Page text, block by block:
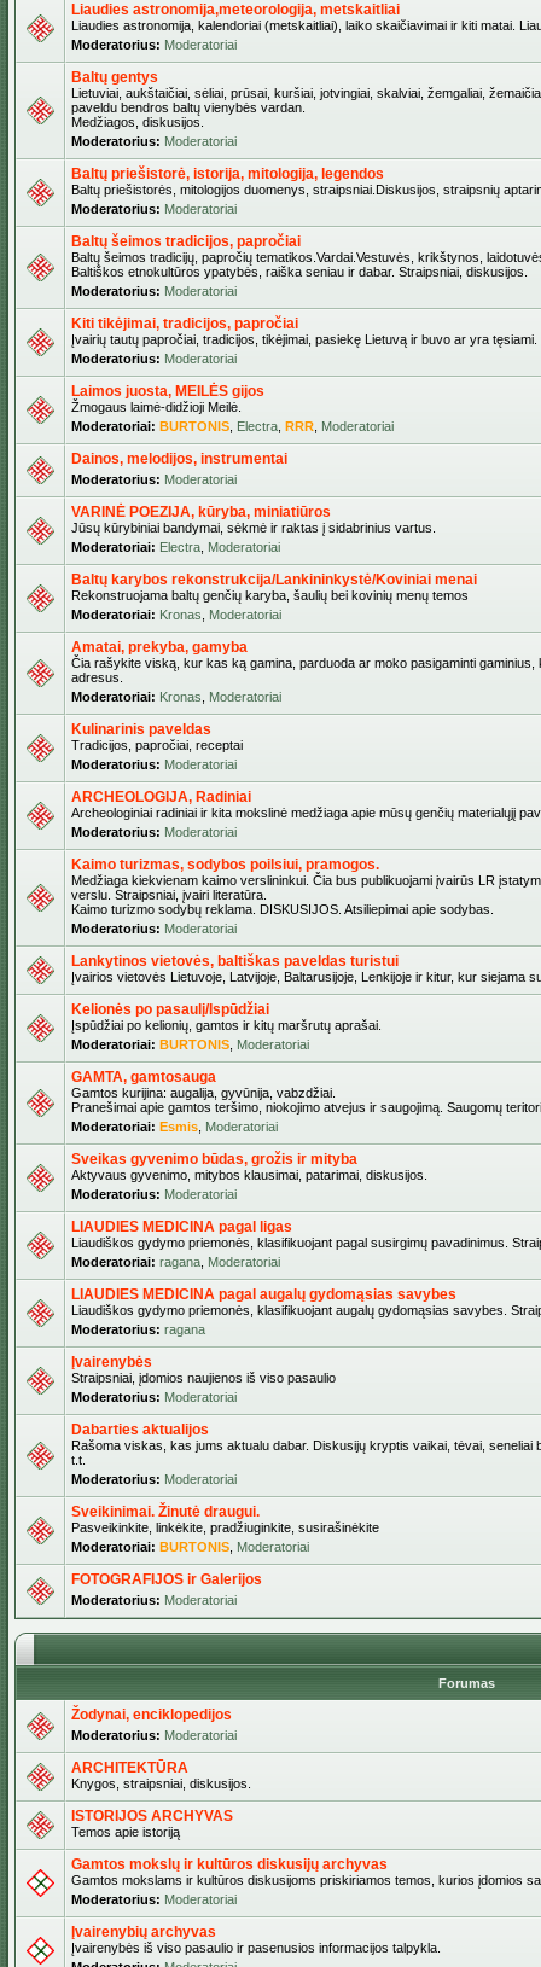
Liaudies astronomija,meteorologija, metskaitliai
Liaudies astronomija, kalendoriai (metskaitliai), laiko skaičiavimai ir kiti matai.
Moderatorius: Moderatoriai
Baltų gentys
Lietuviai, aukštaičiai, sėliai, prūsai, kuršiai, jotvingiai, skalviai, žemgaliai,
paveldu bendros baltų vienybės vardan.
Medžiagos, diskusijos.
Moderatorius: Moderatoriai
Baltų priešistorė, istorija, mitologija, legendos
Baltų priešistorės, mitologijos duomenys, straipsniai.Diskusijos, straipsnių
Moderatorius: Moderatoriai
Baltų šeimos tradicijos, papročiai
Baltų šeimos tradicijų, papročių tematikos.Vardai.Vestuvės, krikštynos,
Baltiškos etnokultūros ypatybės, raiška seniau ir dabar. Straipsniai, diskusijos.
Moderatorius: Moderatoriai
Kiti tikėjimai, tradicijos, papročiai
Įvairių tautų papročiai, tradicijos, tikėjimai, pasiekę Lietuvą ir buvo ar yra tęsiami.
Moderatorius: Moderatoriai
Laimos juosta, MEILĖS gijos
Žmogaus laimė-didžioji Meilė.
Moderatoriai: BURTONIS Electra RRR Moderatoriai
Dainos, melodijos, instrumentai
Moderatorius: Moderatoriai
VARINĖ POEZIJA, kūryba, miniatiūros
Jūsų kūrybiniai bandymai, sėkmė ir raktas į sidabrinius vartus.
Moderatoriai: Electra Moderatoriai
Baltų karybos rekonstrukcija/Lankininkystė/Koviniai menai
Rekonstruojama baltų genčių karyba, šaulių bei kovinių menų temos
Moderatoriai: Kronas Moderatoriai
Amatai, prekyba, gamyba
Čia rašykite viską, kur kas ką gamina, parduoda ar moko pasigaminti
adresus.
Moderatoriai: Kronas Moderatoriai
Kulinarinis paveldas
Tradicijos, papročiai, receptai
Moderatorius: Moderatoriai
ARCHEOLOGIJA, Radiniai
Archeologiniai radiniai ir kita mokslinė medžiaga apie mūsų genčių materialųjį
Moderatorius: Moderatoriai
Kaimo turizmas, sodybos poilsiui, pramogos.
Medžiaga kiekvienam kaimo verslininkui. Čia bus publikuojami įvairūs LR
verslu. Straipsniai, įvairi literatūra.
Kaimo turizmo sodybų reklama. DISKUSIJOS. Atsiliepimai apie sodybas.
Moderatorius: Moderatoriai
Lankytinos vietovės, baltiškas paveldas turistui
Įvairios vietovės Lietuvoje, Latvijoje, Baltarusijoje, Lenkijoje ir kitur, kur siejama
Kelionės po pasaulį/Ispūdžiai
Įspūdžiai po kelionių, gamtos ir kitų maršrutų aprašai.
Moderatoriai: BURTONIS Moderatoriai
GAMTA, gamtosauga
Gamtos kurijina: augalija, gyvūnija, vabzdžiai.
Pranešimai apie gamtos teršimo, niokojimo atvejus ir saugojimą. Saugomų
Moderatoriai: Esmis Moderatoriai
Sveikas gyvenimo būdas, grožis ir mityba
Aktyvaus gyvenimo, mitybos klausimai, patarimai, diskusijos.
Moderatorius: Moderatoriai
LIAUDIES MEDICINA pagal ligas
Liaudiškos gydymo priemonės, klasifikuojant pagal susirgimų pavadinimus.
Moderatoriai: ragana Moderatoriai
LIAUDIES MEDICINA pagal augalų gydomąsias savybes
Liaudiškos gydymo priemonės, klasifikuojant augalų gydomąsias savybes.
Moderatorius: ragana
Įvairenybės
Straipsniai, įdomios naujienos iš viso pasaulio
Moderatorius: Moderatoriai
Dabarties aktualijos
Rašoma viskas, kas jums aktualu dabar. Diskusijų kryptis vaikai, tėvai, seneliai
t.t.
Moderatorius: Moderatoriai
Sveikinimai. Žinutė draugui.
Pasveikinkite, linkėkite, pradžiuginkite, susirašinėkite
Moderatoriai: BURTONIS Moderatoriai
FOTOGRAFIJOS ir Galerijos
Moderatorius: Moderatoriai
Forumas
Žodynai, enciklopedijos
Moderatorius: Moderatoriai
ARCHITEKTŪRA
Knygos, straipsniai, diskusijos.
ISTORIJOS ARCHYVAS
Temos apie istoriją
Gamtos mokslų ir kultūros diskusijų archyvas
Gamtos mokslams ir kultūros diskusijoms priskiriamos temos, kurios įdomios
Moderatorius: Moderatoriai
Įvairenybių archyvas
Įvairenybės iš viso pasaulio ir pasenusios informacijos talpykla.